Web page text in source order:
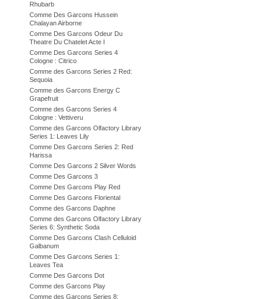
Rhubarb
Comme Des Garcons Hussein
Chalayan Airborne
Comme Des Garcons Odeur Du
Theatre Du Chatelet Acte I
Comme Des Garcons Series 4
Cologne : Citrico
Comme des Garcons Series 2 Red:
Sequoia
Comme des Garcons Energy C
Grapefruit
Comme des Garcons Series 4
Cologne : Vettiveru
Comme des Garcons Olfactory Library
Series 1: Leaves Lily
Comme Des Garcons Series 2: Red
Harissa
Comme Des Garcons 2 Silver Words
Comme Des Garcons 3
Comme Des Garcons Play Red
Comme Des Garcons Floriental
Comme des Garcons Daphne
Comme des Garcons Olfactory Library
Series 6: Synthetic Soda
Comme Des Garcons Clash Celluloid
Galbanum
Comme Des Garcons Series 1:
Leaves Tea
Comme Des Garcons Dot
Comme des Garcons Play
Comme des Garcons Series 8: